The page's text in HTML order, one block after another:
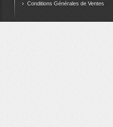
Conditions Générales de Ventes